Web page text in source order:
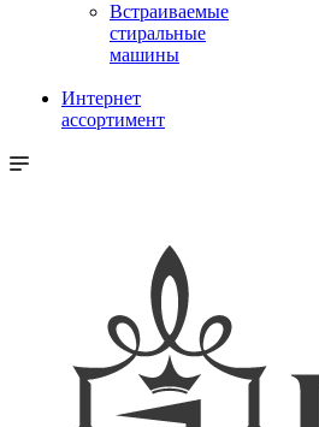
Встраиваемые
стиральные
машины
Интернет
ассортимент